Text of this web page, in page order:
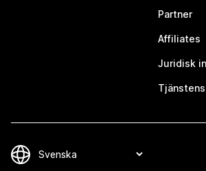
Partner
Affiliates
Juridisk